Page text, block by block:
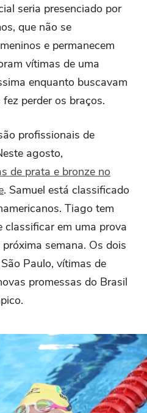
seria presenciado por
que não se
e permanecem
vítimas de uma
enquanto buscavam
perder os braços.
profissionais de
agosto,
de prata e bronze no
. Samuel está classificado
Tiago tem
classificar em uma prova
semana. Os dois
Paulo, vítimas de
promessas do Brasil